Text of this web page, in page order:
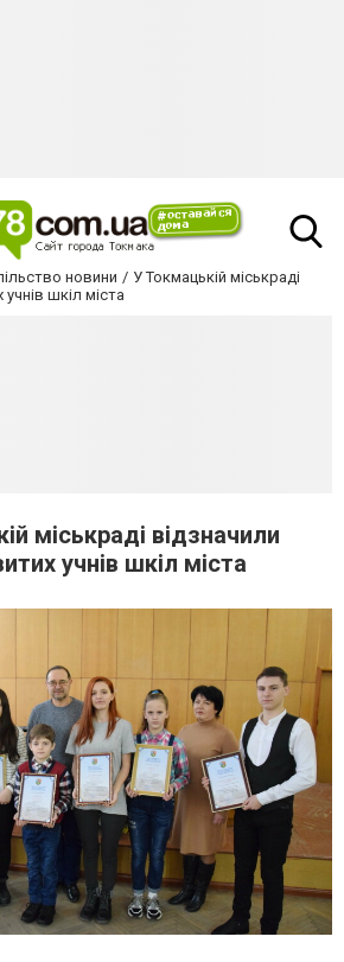
новини
У Токмацькій міськраді
шкіл міста
міськраді відзначили
учнів шкіл міста